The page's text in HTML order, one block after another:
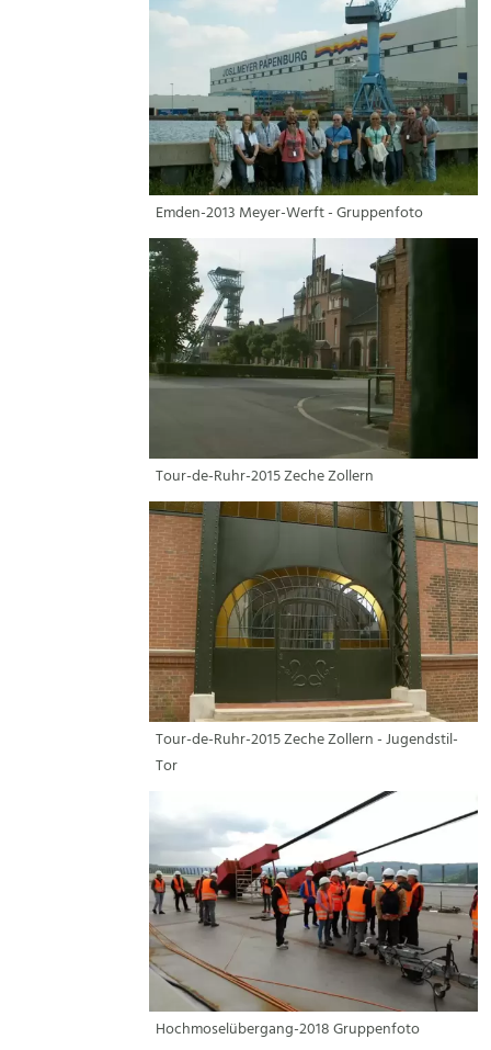
Emden-2013 Meyer-Werft - Gruppenfoto
Tour-de-Ruhr-2015 Zeche Zollern
Tour-de-Ruhr-2015 Zeche Zollern - Jugendstil-
Tor
Hochmoselübergang-2018 Gruppenfoto